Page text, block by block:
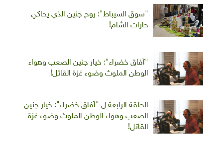
"سوق السيباط": روح جنين الذي يحاكي
حارات الشام!
"آفاق خضراء": خيار جنين الصعب وهواء
الوطن الملوث وضوء غزة القاتل!
الحلقة الرابعة ل "آفاق خضراء": خيار جنين
الصعب وهواء الوطن الملوث وضوء غزة
القاتل!